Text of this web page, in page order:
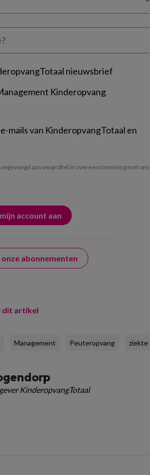
nieuwsbrief
Kinderopvang
mails van KinderopvangTotaal en
aan uw profiel in overeenstemming met ons
abonnementen
dit artikel
Management Peuteropvang ziekte
KinderopvangTotaal